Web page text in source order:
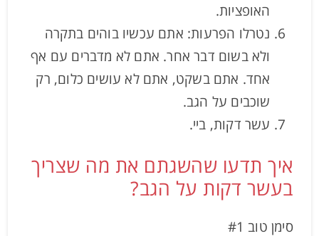
האופציות.
נטרלו הפרעות: אתם עכשיו בוהים בתקרה
ולא בשום דבר אחר. אתם לא מדברים עם אף
אחד. אתם בשקט, אתם לא עושים כלום, רק
שוכבים על הגב.
עשר דקות, ביי.
איך תדעו שהשגתם את מה שצריך
בעשר דקות על הגב?
סימן טוב #1